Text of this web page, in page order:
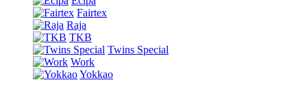
Fairtex
Raja
TKB
Twins Special
Work
Yokkao